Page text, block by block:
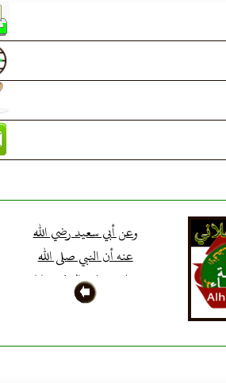
وعن أبي سعيد رضي الله
عنه أن النبي صلى الله
عليه وسلم قال في سبايا
أوطاس اسم واد في أخذها
حنين وقيل وادي اوطاس